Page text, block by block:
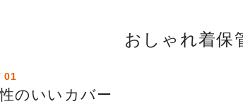
おしゃれ着保
01
のいいカバー